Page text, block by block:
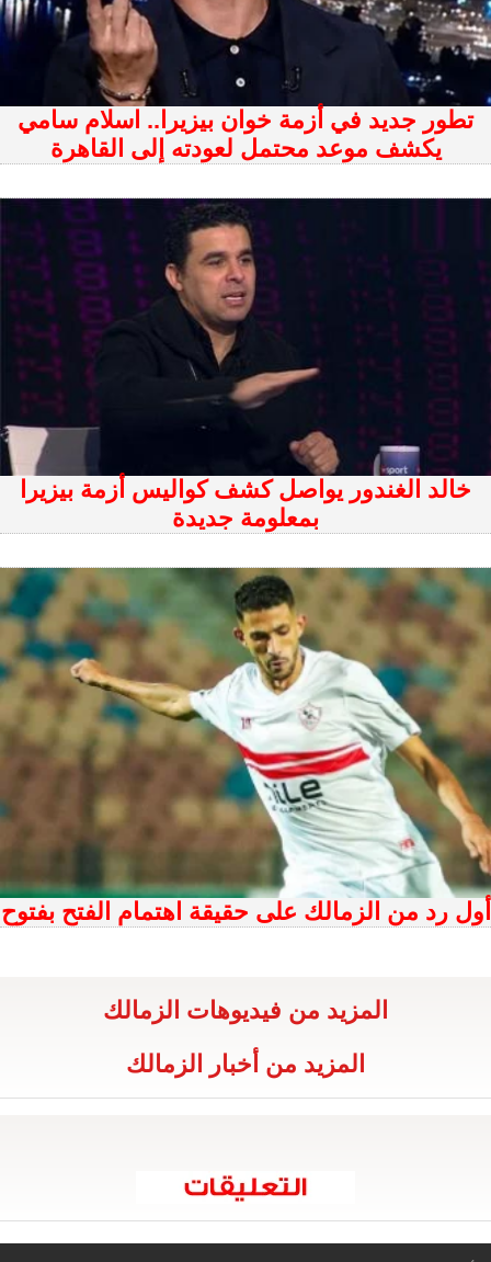
تطور جديد في أزمة خوان بيزيرا.. اسلام سامي
يكشف موعد محتمل لعودته إلى القاهرة
خالد الغندور يواصل كشف كواليس أزمة بيزيرا
بمعلومة جديدة
أول رد من الزمالك على حقيقة اهتمام الفتح بفتوح
المزيد من فيديوهات الزمالك
المزيد من أخبار الزمالك